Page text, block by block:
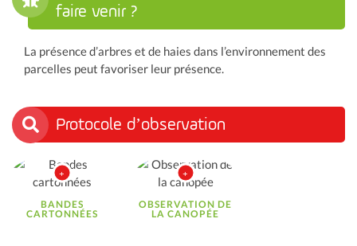
faire venir ?
La présence d’arbres et de haies dans l’environnement des
parcelles peut favoriser leur présence.
Protocole d’observation
BANDES
CARTONNÉES
OBSERVATION DE
LA CANOPÉE